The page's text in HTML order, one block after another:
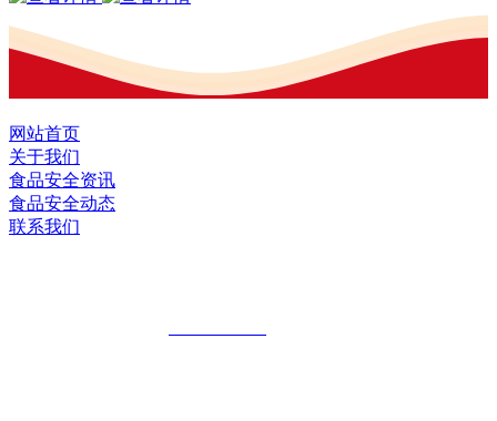
网站首页
关于我们
食品安全资讯
食品安全动态
联系我们